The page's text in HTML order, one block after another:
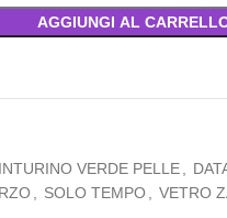
AGGIUNGI AL
VERDE PELLE
SOLO TEMPO
VETRO